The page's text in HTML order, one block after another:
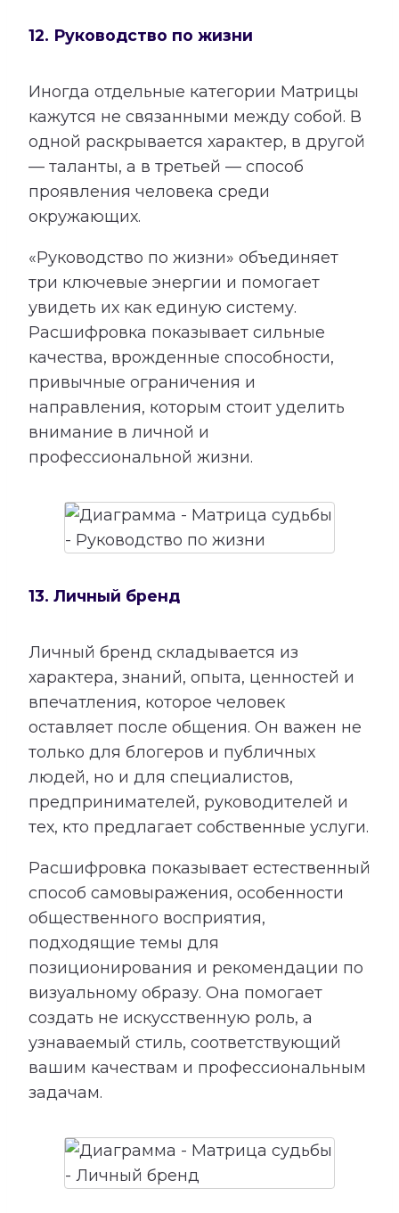
12. Руководство по жизни
Иногда отдельные категории Матрицы
кажутся не связанными между собой. В
одной раскрывается характер, в другой
— таланты, а в третьей — способ
проявления человека среди
окружающих.
«Руководство по жизни» объединяет
три ключевые энергии и помогает
увидеть их как единую систему.
Расшифровка показывает сильные
качества, врожденные способности,
привычные ограничения и
направления, которым стоит уделить
внимание в личной и
профессиональной жизни.
13. Личный бренд
Личный бренд складывается из
характера, знаний, опыта, ценностей и
впечатления, которое человек
оставляет после общения. Он важен не
только для блогеров и публичных
людей, но и для специалистов,
предпринимателей, руководителей и
тех, кто предлагает собственные услуги.
Расшифровка показывает естественный
способ самовыражения, особенности
общественного восприятия,
подходящие темы для
позиционирования и рекомендации по
визуальному образу. Она помогает
создать не искусственную роль, а
узнаваемый стиль, соответствующий
вашим качествам и профессиональным
задачам.